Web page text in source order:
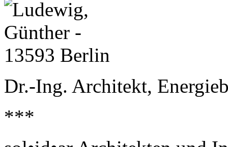
Dr.-Ing. Architekt,
***